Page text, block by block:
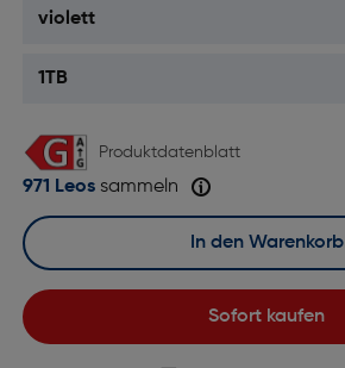
Produktdatenblatt
971 Leossammeln
Sofort kaufen
In den Warenkorb